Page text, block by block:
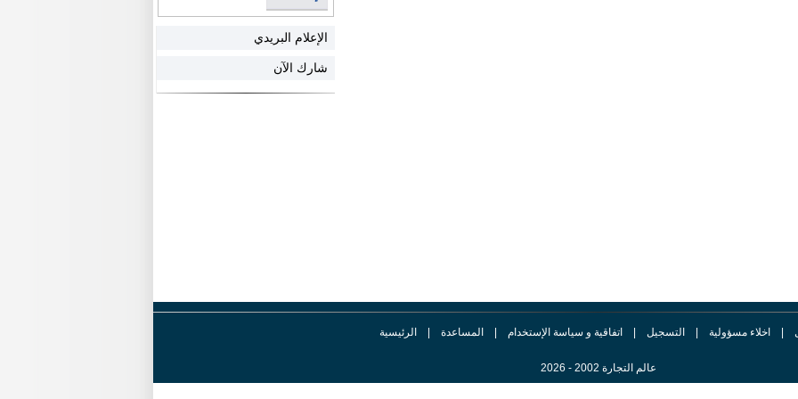
الإعلام البريدي
شارك الآن
اخلاء مسؤولية التسجيل اتفاقية و سياسة الإستخدام المساعدة الرئيسية
عالم التجارة 2002 - 2026